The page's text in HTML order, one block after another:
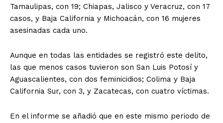
Tamaulipas, con 19; Chiapas, Jalisco y Veracruz, con 17
casos, y Baja California y Michoacán, con 16 mujeres
asesinadas cada uno.
Aunque en todas las entidades se registró este delito,
las que menos casos tuvieron son San Luis Potosí y
Aguascalientes, con dos feminicidios; Colima y Baja
California Sur, con 3, y Zacatecas, con cuatro víctimas.
En el informe se añadió que en este mismo periodo de